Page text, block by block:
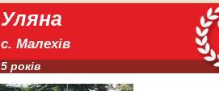
Уляна
с. Малехів
5 років